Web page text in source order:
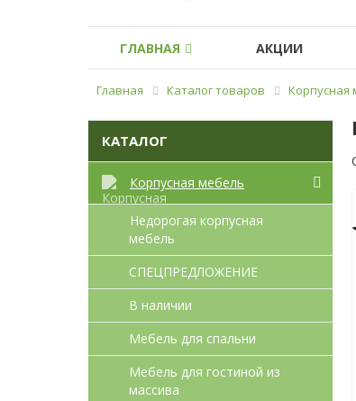
ГЛАВНАЯ АКЦИИ
Главная Каталог товаров Корпусная
КАТАЛОГ
Корпусная мебель
Недорогая корпусная
мебель
СПЕЦПРЕДЛОЖЕНИЕ
В наличии
Мебель для спальни
Мебель для гостиной из
массива